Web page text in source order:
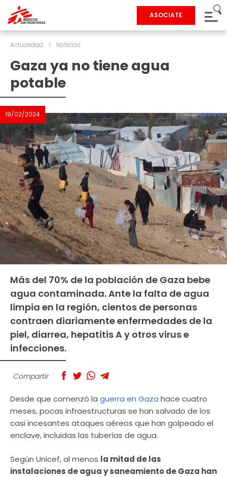
ASOCIATE
Actualidad > Noticias
Gaza ya no tiene agua
potable
19/02/2024
Más del 70% de la población de Gaza bebe
agua contaminada. Ante la falta de agua
limpia en la región, cientos de personas
contraen diariamente enfermedades de la
piel, diarrea, hepatitis A y otros virus e
infecciones.
Compartir
Desde que comenzó la guerra en Gaza hace cuatro
meses, pocas infraestructuras se han salvado de los
casi incesantes ataques aéreos que han golpeado el
enclave, incluidas las tuberías de agua.
Según Unicef, al menos la mitad de las
instalaciones de agua y saneamiento de Gaza han